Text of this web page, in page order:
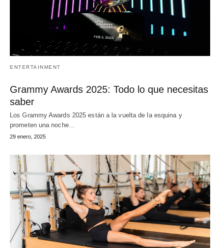
ENTERTAINMENT
Grammy Awards 2025: Todo lo que necesitas
saber
Los Grammy Awards 2025 están a la vuelta de la esquina y
prometen una noche…
29 enero, 2025